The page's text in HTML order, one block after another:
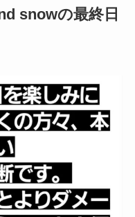
snowの最終日